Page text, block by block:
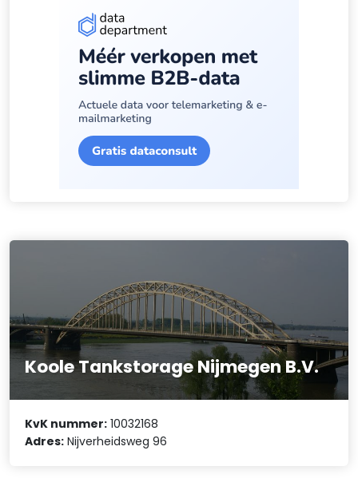
Koole Tankstorage Nijmegen B.V.
KvK nummer: 10032168
Adres: Nijverheidsweg 96